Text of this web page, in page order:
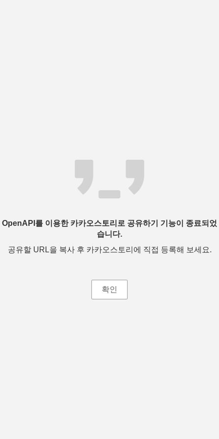
OpenAPI를 이용한 카카오스토리로 공유하기 기능이 종료되었
습니다.
공유할 URL을 복사 후 카카오스토리에 직접 등록해 보세요.
확인